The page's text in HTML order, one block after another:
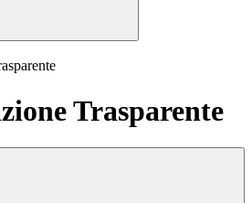
Trasparente